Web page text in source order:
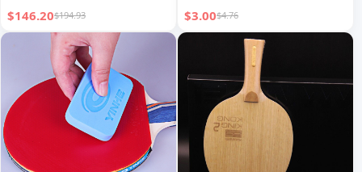
マシン ホーム/オフィス用
$146.20$194.93
ナー フィットネス機器
$3.00$4.76